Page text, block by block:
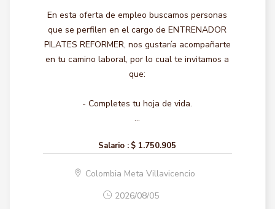
En esta oferta de empleo buscamos personas
que se perfilen en el cargo de ENTRENADOR
PILATES REFORMER, nos gustaría acompañarte
en tu camino laboral, por lo cual te invitamos a
que:
- Completes tu hoja de vida.
...
Salario : $ 1.750.905
Colombia Meta Villavicencio
2026/08/05